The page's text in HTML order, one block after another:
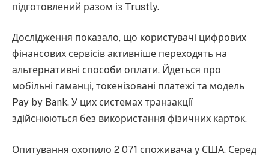
підготовлений разом із Trustly.
Дослідження показало, що користувачі цифрових
фінансових сервісів активніше переходять на
альтернативні способи оплати. Йдеться про
мобільні гаманці, токенізовані платежі та модель
Pay by Bank. У цих системах транзакції
здійснюються без використання фізичних карток.
Опитування охопило 2 071 споживача у США. Серед